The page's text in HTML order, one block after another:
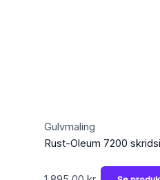
Gulvmaling
Rust-Oleum 7200